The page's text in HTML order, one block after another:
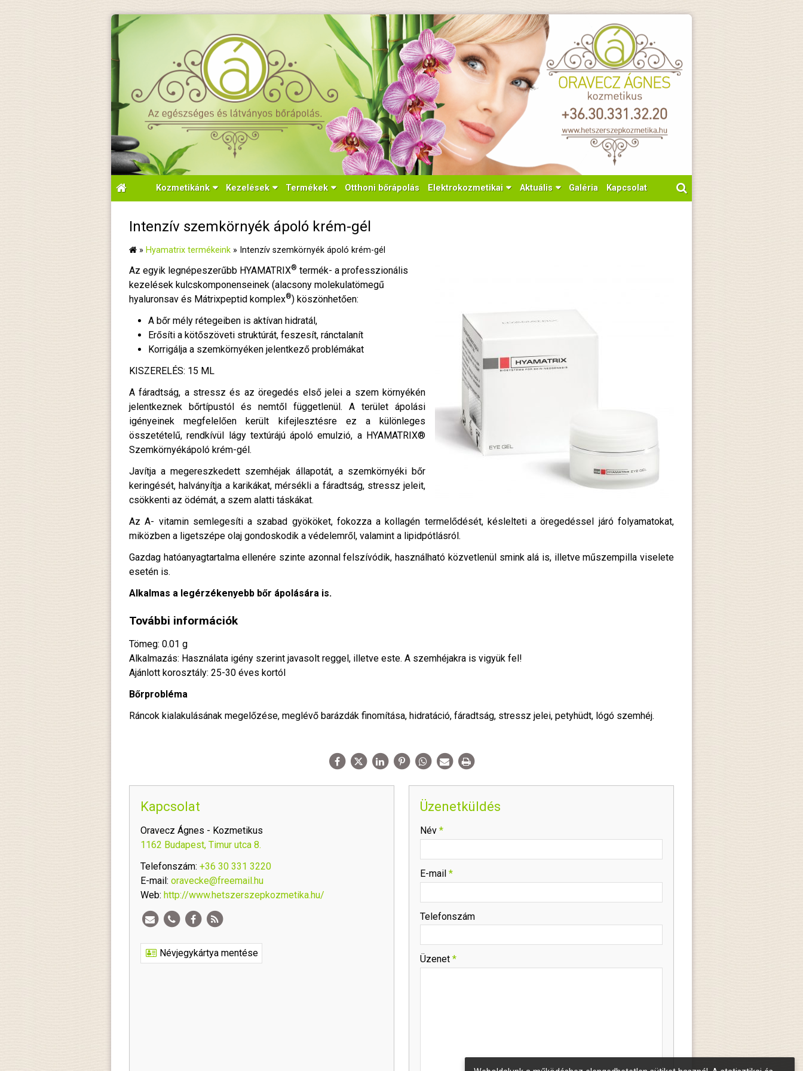
Kozmetikánk Kezelések Termékek Otthoni bőrápolás Elektrokozmetikai Aktuális Galéria Kapcsolat
Intenzív szemkörnyék ápoló krém-gél
» Hyamatrix termékeink » Intenzív szemkörnyék ápoló krém-gél
Az egyik legnépeszerűbb HYAMATRIX® termék- a professzionális
kezelések kulcskomponenseinek (alacsony molekulatömegű
hyaluronsav és Mátrixpeptid komplex®) köszönhetően:
A bőr mély rétegeiben is aktívan hidratál,
Erősíti a kötőszöveti struktúrát, feszesít, ránctalanít
Korrigálja a szemkörnyéken jelentkező problémákat
KISZERELÉS: 15 ML
A fáradtság, a stressz és az öregedés első jelei a szem környékén
jelentkeznek bőrtípustól és nemtől függetlenül. A terület ápolási
igényeinek megfelelően került kifejlesztésre ez a különleges
összetételű, rendkívül lágy textúrájú ápoló emulzió, a HYAMATRIX®
Szemkörnyékápoló krém-gél.
Javítja a megereszkedett szemhéjak állapotát, a szemkörnyéki bőr
keringését, halványítja a karikákat, mérsékli a fáradtság, stressz jeleit,
csökkenti az ödémát, a szem alatti táskákat.
Az A- vitamin semlegesíti a szabad gyököket, fokozza a kollagén termelődését, késlelteti a öregedéssel járó folyamatokat,
miközben a ligetszépe olaj gondoskodik a védelemről, valamint a lipidpótlásról.
Gazdag hatóanyagtartalma ellenére szinte azonnal felszívódik, használható közvetlenül smink alá is, illetve műszempilla viselete
esetén is.
Alkalmas a legérzékenyebb bőr ápolására is.
További információk
Tömeg: 0.01 g
Alkalmazás: Használata igény szerint javasolt reggel, illetve este. A szemhéjakra is vigyük fel!
Ajánlott korosztály: 25-30 éves kortól
Bőrprobléma
Ráncok kialakulásának megelőzése, meglévő barázdák finomítása, hidratáció, fáradtság, stressz jelei, petyhüdt, lógó szemhéj.
Kapcsolat
Oravecz Ágnes - Kozmetikus
1162 Budapest, Timur utca 8.
Telefonszám: +36 30 331 3220
E-mail: oravecke@freemail.hu
Web: http://www.hetszerszepkozmetika.hu/
Névjegykártya mentése
Üzenetküldés
-
Név *
E-mail *
Telefonszám
Üzenet *